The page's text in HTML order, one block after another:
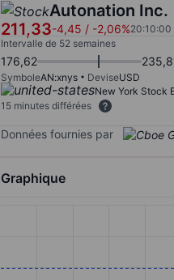
Autonation Inc.
211,33-4,45 / -2,06%20:10:00
Intervalle de 52 semaines
176,62
SymboleAN:xnys DeviseUSD
New York Stock
15 minutes différées
Données fournies par
Graphique
The chart has 1 X axis